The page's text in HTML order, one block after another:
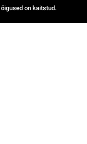
on kaitstud.